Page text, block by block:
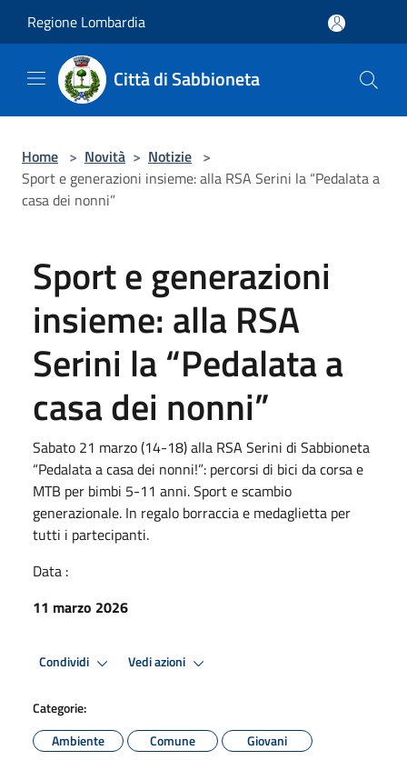
Regione Lombardia
Città di Sabbioneta
Home > Novità > Notizie >
Sport e generazioni insieme: alla RSA Serini la “Pedalata a
casa dei nonni”
Sport e generazioni
insieme: alla RSA
Serini la “Pedalata a
casa dei nonni”
Sabato 21 marzo (14-18) alla RSA Serini di Sabbioneta
“Pedalata a casa dei nonni!”: percorsi di bici da corsa e
MTB per bimbi 5-11 anni. Sport e scambio
generazionale. In regalo borraccia e medaglietta per
tutti i partecipanti.
Data :
11 marzo 2026
Condividi Vedi azioni
Categorie:
Ambiente
Comune
Giovani